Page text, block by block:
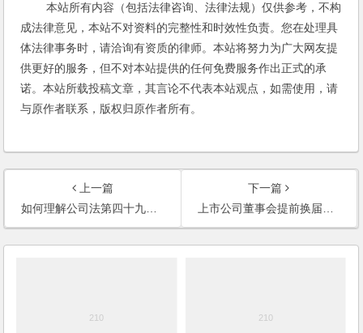
本站所有内容（包括法律咨询、法律法规）仅供参考，不构
成法律意见，本站不对资料的完整性和时效性负责。您在处理具
体法律事务时，请洽询有资质的律师。本站将努力为广大网友提
供更好的服务，但不对本站提供的任何免费服务作出正式的承
诺。本站所载投稿文章，其言论不代表本站观点，如需使用，请
与原作者联系，版权归原作者所有。
上一篇
如何理解公司法第四十九条“董事会决议的表决，实行一人一票”？
下一篇
上市公司董事会提前换届，原独立董事是否需要就新提名独董人选发表独立意见？